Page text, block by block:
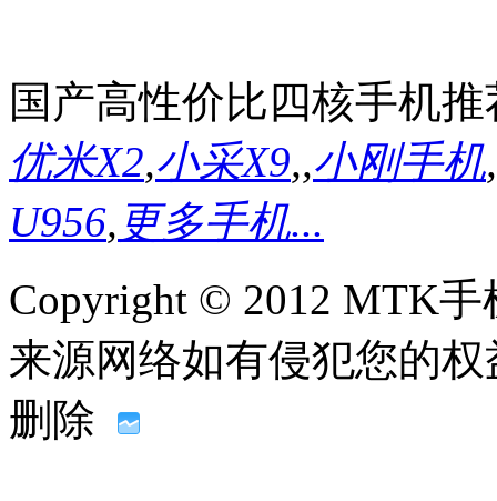
国产高性价比四核手机推
优米X2,小采X9,,小刚手机,
U956, 更多手机...
Copyright © 2012 MTK
来源网络如有侵犯您的
删除